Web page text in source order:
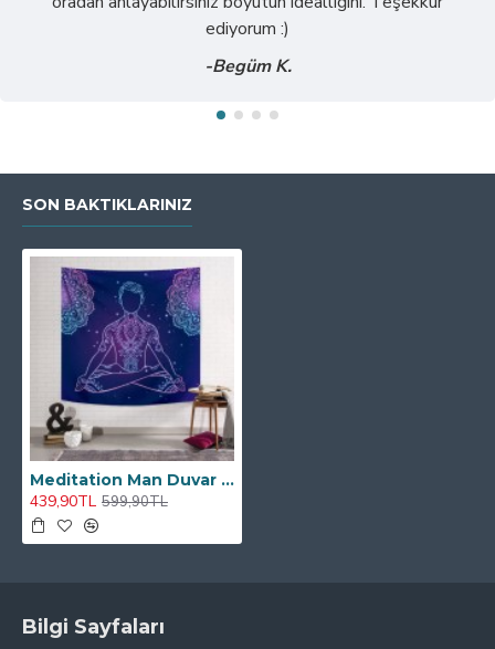
-Ayşegül K.
SON BAKTIKLARINIZ
Meditation Man Duvar Örtüsü
439,90TL 599,90TL
Bilgi Sayfaları